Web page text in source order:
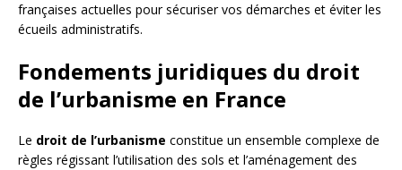
françaises actuelles pour sécuriser vos démarches et éviter les
écueils administratifs.
Fondements juridiques du droit
de l’urbanisme en France
Le droit de l’urbanisme constitue un ensemble complexe de
règles régissant l’utilisation des sols et l’aménagement des